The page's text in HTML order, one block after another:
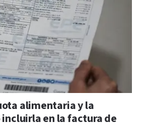
alimentaria y la
en la factura de